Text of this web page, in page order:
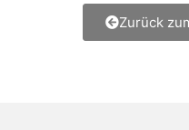
Zurück